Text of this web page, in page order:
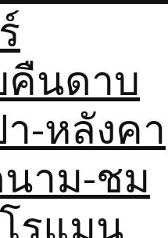
คืนดาบ
-หลังคา
าม-ชม
รแมน